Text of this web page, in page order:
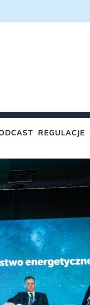
REGULACJE